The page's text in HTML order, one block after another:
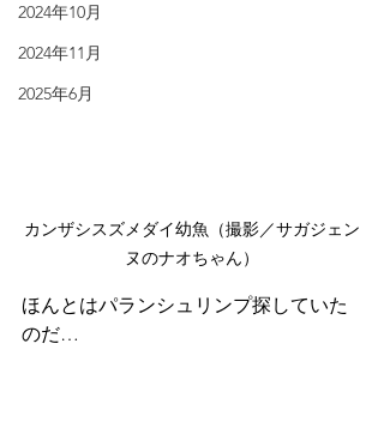
2024年10月
2024年11月
2025年6月
カンザシスズメダイ幼魚（撮影／サガジェン
ヌのナオちゃん）
ほんとはパランシュリンプ探していた
のだ…